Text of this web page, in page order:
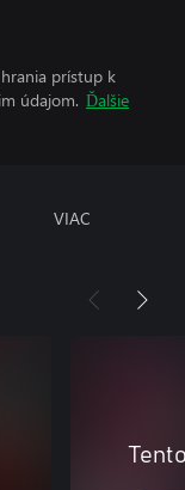
prístup k
údajom. Ďalšie
VIAC